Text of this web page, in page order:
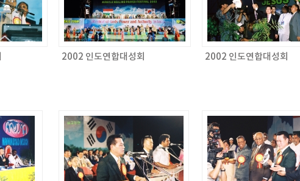
2002 인도연합대성회 2002 인도연합대성회